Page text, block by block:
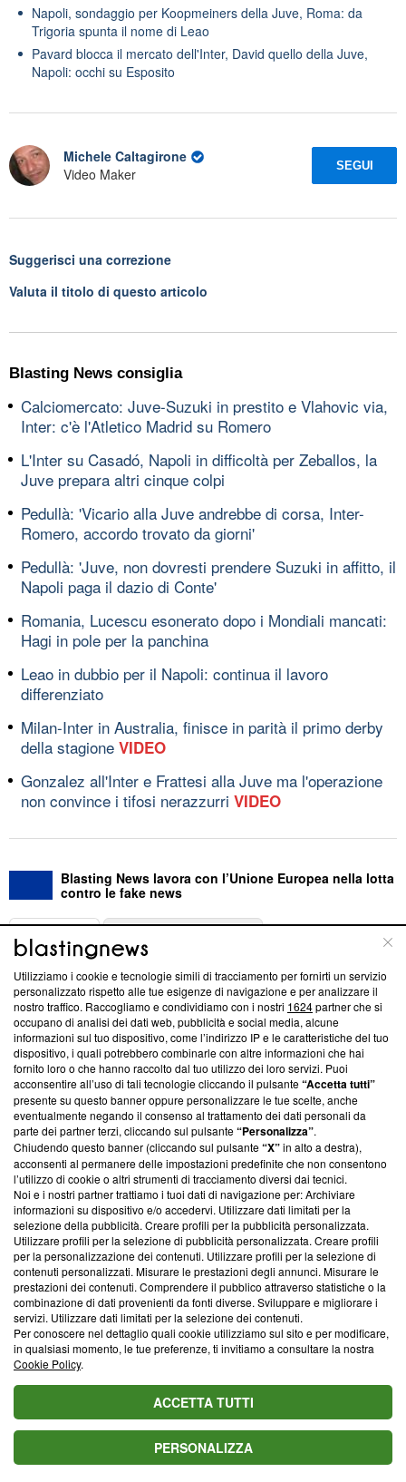
Napoli, sondaggio per Koopmeiners della Juve, Roma: da
Trigoria spunta il nome di Leao
Pavard blocca il mercato dell'Inter, David quello della Juve,
Napoli: occhi su Esposito
Michele Caltagirone
Video Maker
SEGUI
Suggerisci una correzione
Valuta il titolo di questo articolo
Blasting News consiglia
Calciomercato: Juve-Suzuki in prestito e Vlahovic via,
Inter: c'è l'Atletico Madrid su Romero
L'Inter su Casadó, Napoli in difficoltà per Zeballos, la
Juve prepara altri cinque colpi
Pedullà: 'Vicario alla Juve andrebbe di corsa, Inter-
Romero, accordo trovato da giorni'
Pedullà: 'Juve, non dovresti prendere Suzuki in affitto, il
Napoli paga il dazio di Conte'
Romania, Lucescu esonerato dopo i Mondiali mancati:
Hagi in pole per la panchina
Leao in dubbio per il Napoli: continua il lavoro
differenziato
Milan-Inter in Australia, finisce in parità il primo derby
della stagione VIDEO
Gonzalez all'Inter e Frattesi alla Juve ma l'operazione
non convince i tifosi nerazzurri VIDEO
Blasting News lavora con l’Unione Europea nella lotta
contro le fake news
ABOUT
Questa sezione offre informazioni trasparenti su Blasting
News, sui nostri processi editoriali e su come ci impegniamo a
creare news di qualità. Inoltre, afferma la nostra aderenza a
‘Trust Project - News with Integrity’Blasting News non è
ancora membro del programma, ma ha richiesto di farne
parte; Trust Project non ha ancora effettuato una verifica di
conformità agli standard.
Su di noi
Team editoriale
Corporate
Redazione
Informativa Privacy
Cookie Policy
Blasting SA, IDI CHE-247.845.224, Via Carlo Frasca, 3 - 6900
Lugano (Svizzera) Tel:+39 0690258937
© 2026 Blasting News
Utilizziamo i cookie e tecnologie simili di tracciamento per fornirti un servizio
personalizzato rispetto alle tue esigenze di navigazione e per analizzare il
nostro traffico. Raccogliamo e condividiamo con i nostri 1624partner che si
occupano di analisi dei dati web, pubblicità e social media, alcune
informazioni sul tuo dispositivo, come l’indirizzo IP e le caratteristiche del tuo
dispositivo, i quali potrebbero combinarle con altre informazioni che hai
fornito loro o che hanno raccolto dal tuo utilizzo dei loro servizi. Puoi
acconsentire all’uso di tali tecnologie cliccando il pulsante“Accetta tutti”
presente su questo banner oppure personalizzare le tue scelte, anche
eventualmente negando il consenso al trattamento dei dati personali da
parte dei partner terzi, cliccando sul pulsante“Personalizza”.
Chiudendo questo banner (cliccando sul pulsante“X”in alto a destra),
acconsenti al permanere delle impostazioni predefinite che non consentono
l’utilizzo di cookie o altri strumenti di tracciamento diversi dai tecnici.
Noi e i nostri partner trattiamo i tuoi dati di navigazione per: Archiviare
informazioni su dispositivo e/o accedervi. Utilizzare dati limitati per la
selezione della pubblicità. Creare profili per la pubblicità personalizzata.
Utilizzare profili per la selezione di pubblicità personalizzata. Creare profili
per la personalizzazione dei contenuti. Utilizzare profili per la selezione di
contenuti personalizzati. Misurare le prestazioni degli annunci. Misurare le
prestazioni dei contenuti. Comprendere il pubblico attraverso statistiche o la
combinazione di dati provenienti da fonti diverse. Sviluppare e migliorare i
servizi. Utilizzare dati limitati per la selezione dei contenuti.
Per conoscere nel dettaglio quali cookie utilizziamo sul sito e per modificare,
in qualsiasi momento, le tue preferenze, ti invitiamo a consultare la nostra
Cookie Policy.
ACCETTA TUTTI
PERSONALIZZA